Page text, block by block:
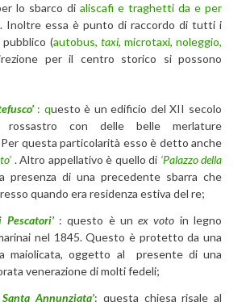
lo sbarco di aliscafi e traghetti da e per
. Inoltre essa è punto di raccordo di tutti i
(autobus, taxi, microtaxi, noleggio,
per il centro storico si possono
: questo è un edificio del XII secolo
rossastro con delle belle merlature
questa particolarità esso è detto anche
. Altro appellativo è quello di ‘Palazzo della
presenza di una precedente sbarra che
quando era residenza estiva del re;
Pescatori’ : questo è unex voto in legno
nel 1845. Questo è protetto da una
maiolicata, oggetto al presente di una
venerazione di molti fedeli;
Annunziata’: questa chiesa risale al